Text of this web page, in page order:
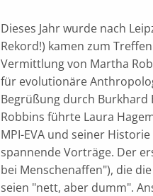
Dieses Jahr wurde nach
Rekord!) kamen zum
Vermittlung von Martha
für evolutionäre
Begrüßung durch
Robbins führte Laura
MPI-EVA und seiner
spannende Vorträge. Der
bei Menschenaffen"), die
seien "nett, aber dumm".